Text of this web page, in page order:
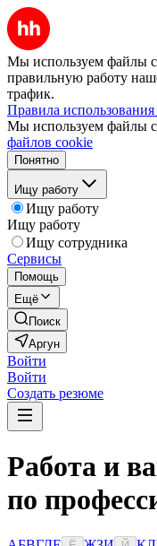
Мы используем файлы
правильную работу
трафик.
Правила
Мы используем файлы
файлов cookie
Понятно
Ищу работу
Ищу работу
Ищу работу
Ищу сотрудника
Сервисы
Помощь
Ещё
Поиск
Аргун
Войти
Войти
Создать резюме
Работа и
по